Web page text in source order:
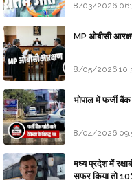
8/03/2026
MP ओबीसी
8/05/2026
भोपाल में फर्जी
8/04/2026
मध्य प्रदेश में
सफर किया तो